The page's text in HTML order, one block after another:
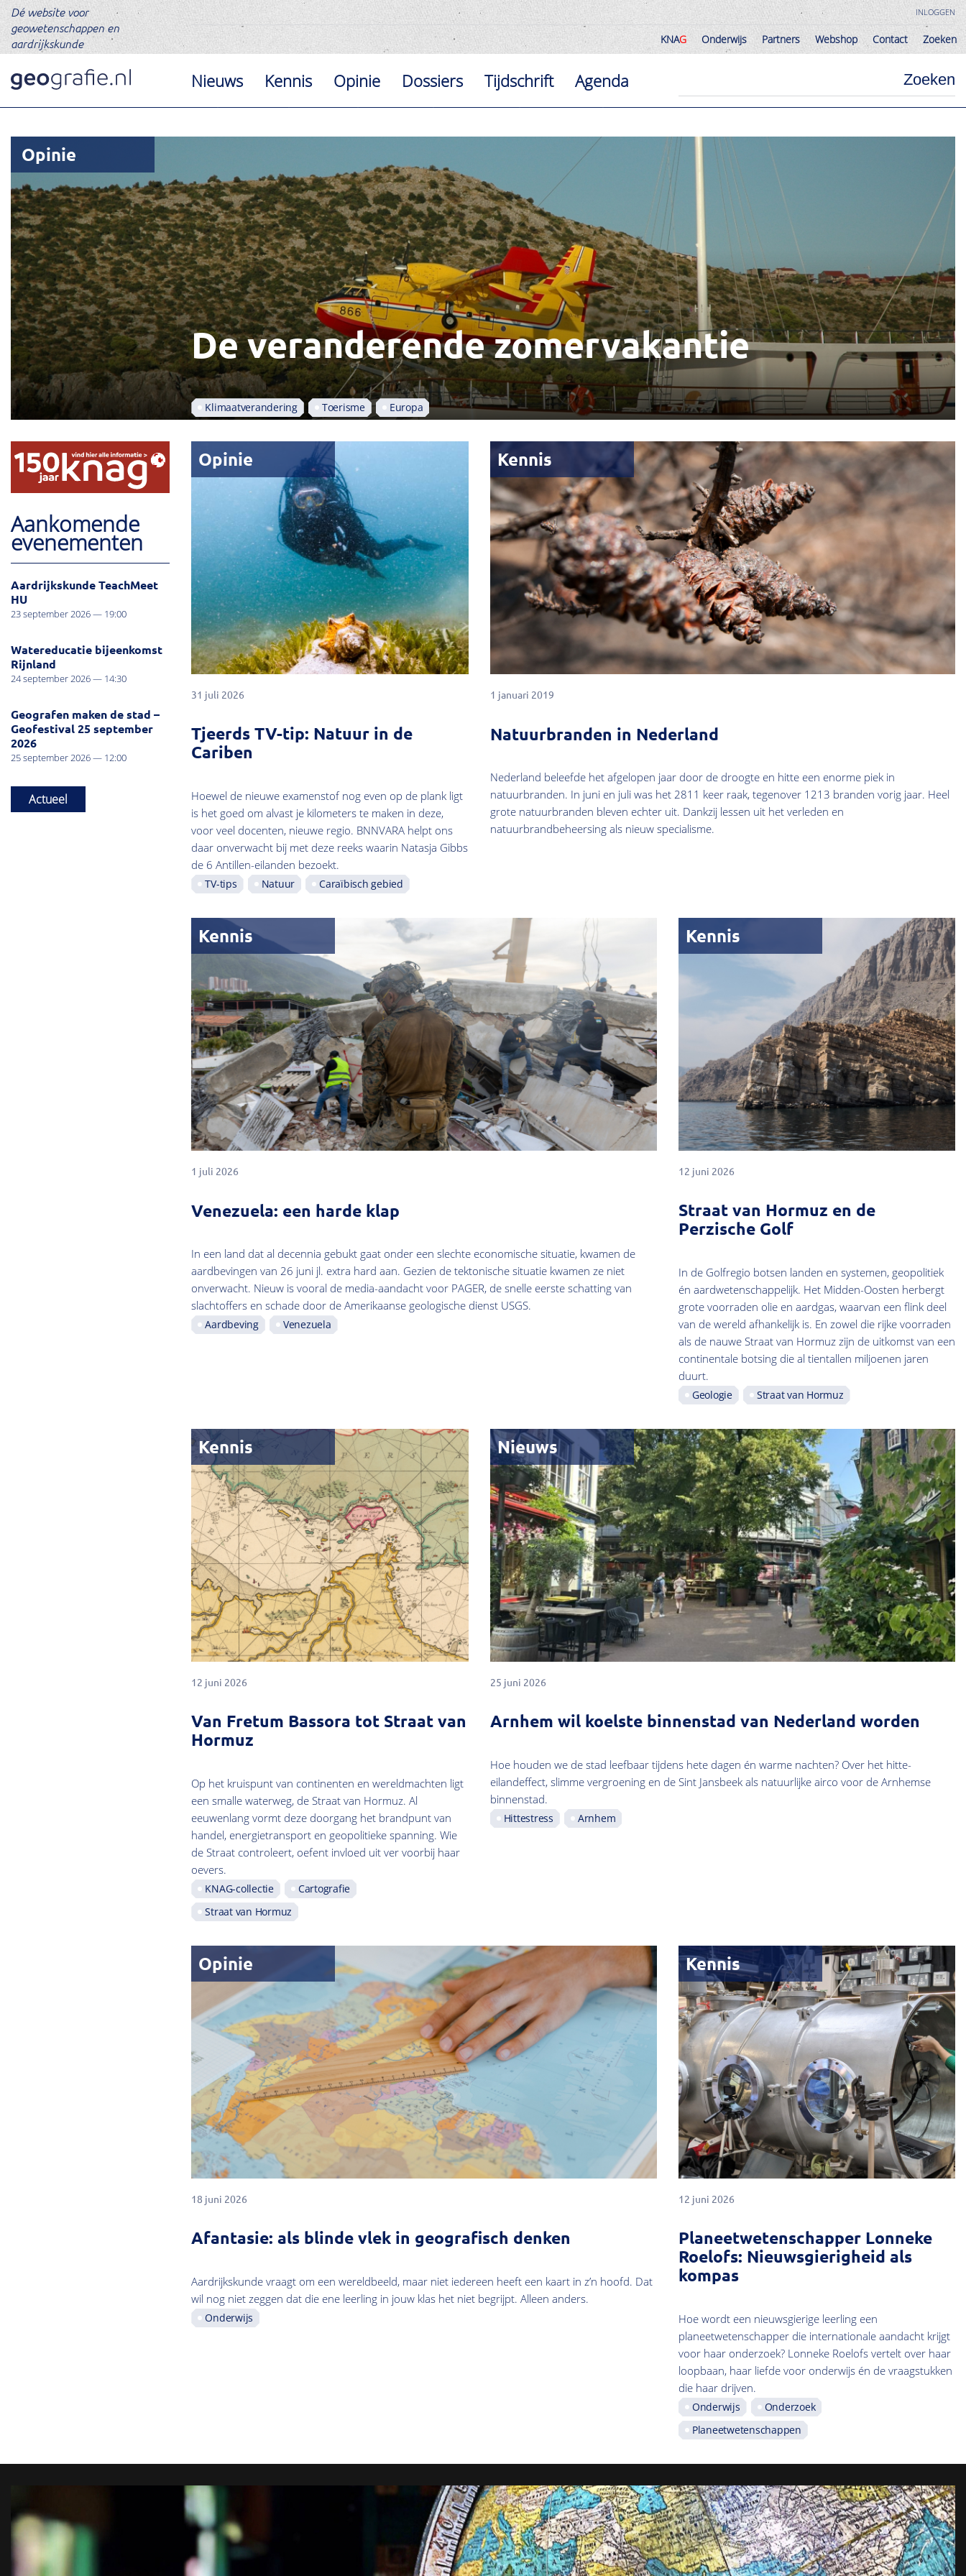
Dé website voor
geowetenschappen en
aardrijkskunde
INLOGGEN
KNAG Onderwijs Partners Webshop Contact Zoeken
Nieuws Kennis Opinie Dossiers Tijdschrift Agenda
Opinie
De veranderende zomervakantie
Klimaatverandering Toerisme Europa
Aankomende
evenementen
Aardrijkskunde TeachMeet
HU
23 september 2026 — 19:00
Watereducatie bijeenkomst
Rijnland
24 september 2026 — 14:30
Geografen maken de stad –
Geofestival 25 september
2026
25 september 2026 — 12:00
Actueel
Opinie
31 juli 2026
Tjeerds TV-tip: Natuur in de
Cariben
Hoewel de nieuwe examenstof nog even op de plank ligt
is het goed om alvast je kilometers te maken in deze,
voor veel docenten, nieuwe regio. BNNVARA helpt ons
daar onverwacht bij met deze reeks waarin Natasja Gibbs
de 6 Antillen-eilanden bezoekt.
TV-tips Natuur Caraïbisch gebied
Kennis
1 januari 2019
Natuurbranden in Nederland
Nederland beleefde het afgelopen jaar door de droogte en hitte een enorme piek in
natuurbranden. In juni en juli was het 2811 keer raak, tegenover 1213 branden vorig jaar. Heel
grote natuurbranden bleven echter uit. Dankzij lessen uit het verleden en
natuurbrandbeheersing als nieuw specialisme.
Kennis
1 juli 2026
Venezuela: een harde klap
In een land dat al decennia gebukt gaat onder een slechte economische situatie, kwamen de
aardbevingen van 26 juni jl. extra hard aan. Gezien de tektonische situatie kwamen ze niet
onverwacht. Nieuw is vooral de media-aandacht voor PAGER, de snelle eerste schatting van
slachtoffers en schade door de Amerikaanse geologische dienst USGS.
Aardbeving Venezuela
Kennis
12 juni 2026
Straat van Hormuz en de
Perzische Golf
In de Golfregio botsen landen en systemen, geopolitiek
én aardwetenschappelijk. Het Midden-Oosten herbergt
grote voorraden olie en aardgas, waarvan een flink deel
van de wereld afhankelijk is. En zowel die rijke voorraden
als de nauwe Straat van Hormuz zijn de uitkomst van een
continentale botsing die al tientallen miljoenen jaren
duurt.
Geologie Straat van Hormuz
Kennis
12 juni 2026
Van Fretum Bassora tot Straat van
Hormuz
Op het kruispunt van continenten en wereldmachten ligt
een smalle waterweg, de Straat van Hormuz. Al
eeuwenlang vormt deze doorgang het brandpunt van
handel, energietransport en geopolitieke spanning. Wie
de Straat controleert, oefent invloed uit ver voorbij haar
oevers.
KNAG-collectie
Cartografie
Straat van Hormuz
Nieuws
25 juni 2026
Arnhem wil koelste binnenstad van Nederland worden
Hoe houden we de stad leefbaar tijdens hete dagen én warme nachten? Over het hitte-
eilandeffect, slimme vergroening en de Sint Jansbeek als natuurlijke airco voor de Arnhemse
binnenstad.
Hittestress Arnhem
Opinie
18 juni 2026
Afantasie: als blinde vlek in geografisch denken
Aardrijkskunde vraagt om een wereldbeeld, maar niet iedereen heeft een kaart in z’n hoofd. Dat
wil nog niet zeggen dat die ene leerling in jouw klas het niet begrijpt. Alleen anders.
Onderwijs
Kennis
12 juni 2026
Planeetwetenschapper Lonneke
Roelofs: Nieuwsgierigheid als
kompas
Hoe wordt een nieuwsgierige leerling een
planeetwetenschapper die internationale aandacht krijgt
voor haar onderzoek? Lonneke Roelofs vertelt over haar
loopbaan, haar liefde voor onderwijs én de vraagstukken
die haar drijven.
Onderwijs
Onderzoek
Planeetwetenschappen